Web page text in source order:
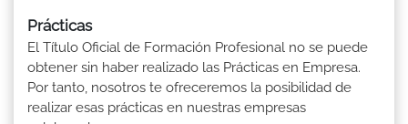
Prácticas
El Título Oficial de Formación Profesional no se puede
obtener sin haber realizado las Prácticas en Empresa.
Por tanto, nosotros te ofreceremos la posibilidad de
realizar esas prácticas en nuestras empresas